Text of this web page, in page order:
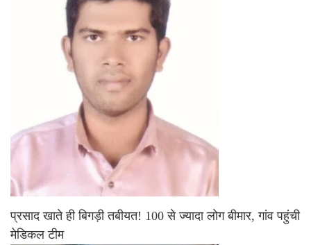
प्रसाद खाते ही बिगड़ी तबीयत! 100 से ज्यादा लोग बीमार, गांव पहुंची
मेडिकल टीम